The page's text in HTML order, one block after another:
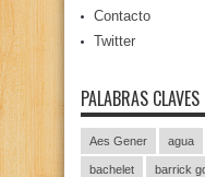
Contacto
Twitter
PALABRAS CLAVES
Aes Gener agua
bachelet barrick